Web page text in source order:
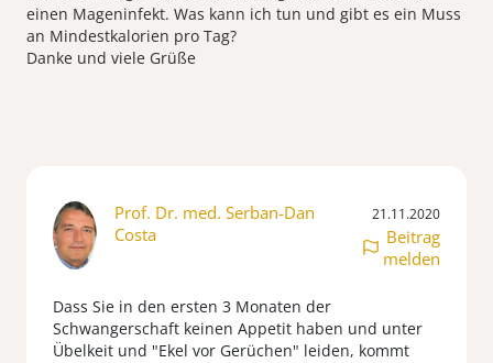
einen Mageninfekt. Was kann ich tun und gibt es ein Muss
an Mindestkalorien pro Tag?
Danke und viele Grüße
Prof. Dr. med. Serban-Dan
Costa
21.11.2020
Beitrag
melden
Dass Sie in den ersten 3 Monaten der
Schwangerschaft keinen Appetit haben und unter
Übelkeit und "Ekel vor Gerüchen" leiden, kommt